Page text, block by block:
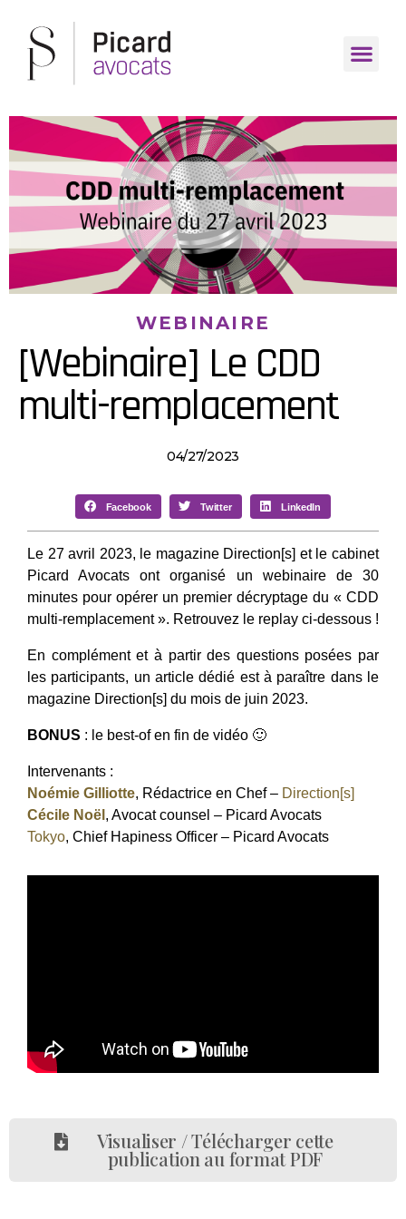
WEBINAIRE
[Webinaire] Le CDD
multi-remplacement
04/27/2023
Facebook Twitter LinkedIn
Le 27 avril 2023, le magazine Direction[s] et le cabinet
Picard Avocats ont organisé un webinaire de 30
minutes pour opérer un premier décryptage du « CDD
multi-remplacement ». Retrouvez le replay ci-dessous !
En complément et à partir des questions posées par
les participants, un article dédié est à paraître dans le
magazine Direction[s] du mois de juin 2023.
BONUS : le best-of en fin de vidéo 🙂
Intervenants :
Noémie Gilliotte, Rédactrice en Chef – Direction[s]
Cécile Noël , Avocat counsel – Picard Avocats
Tokyo, Chief Hapiness Officer – Picard Avocats
Visualiser / Télécharger cette
publication au format PDF